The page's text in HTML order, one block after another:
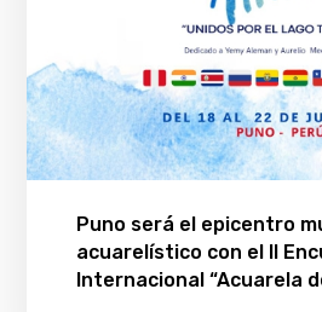
Puno será el epicentro
acuarelístico con el II
Internacional “Acuarela